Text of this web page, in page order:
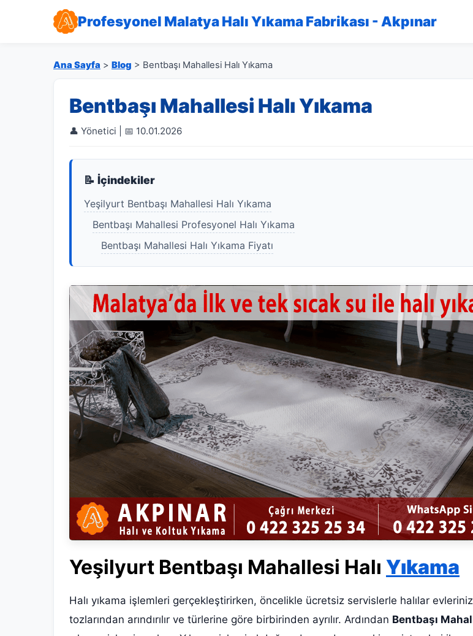
Profesyonel Malatya Halı Yıkama Fabrikası - Akpınar
Ana Sayfa > Blog > Bentbaşı Mahallesi Halı Yıkama
Bentbaşı Mahallesi Halı Yıkama
👤 Yönetici | 📅 10.01.2026
📝 İçindekiler
Yeşilyurt Bentbaşı Mahallesi Halı Yıkama
Bentbaşı Mahallesi Profesyonel Halı Yıkama
Bentbaşı Mahallesi Halı Yıkama Fiyatı
Yeşilyurt Bentbaşı Mahallesi Halı Yıkama
Halı yıkama işlemleri gerçekleştirirken, öncelikle ücretsiz servislerle halılar
tozlarından arındırılır ve türlerine göre birbirinden ayrılır. Ardından Bentbaşı